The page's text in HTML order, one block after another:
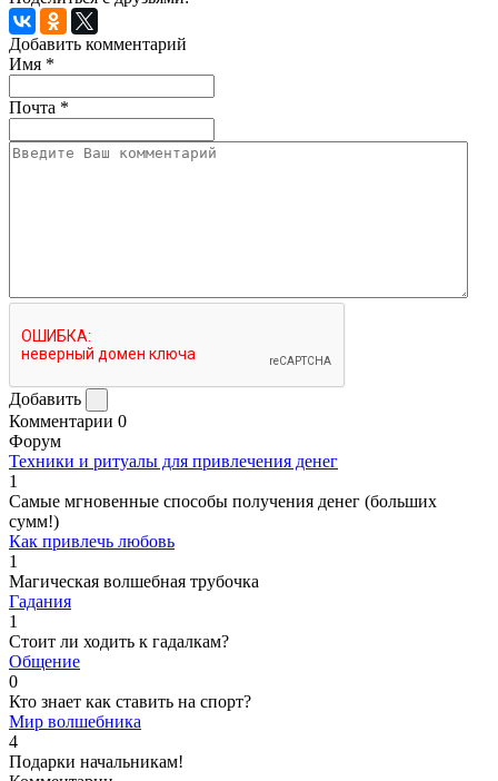
Добавить комментарий
Имя *
Почта *
Добавить
Комментарии 0
Форум
Техники и ритуалы для привлечения денег
1
Самые мгновенные способы получения денег (больших
сумм!)
Как привлечь любовь
1
Магическая волшебная трубочка
Гадания
1
Стоит ли ходить к гадалкам?
Общение
0
Кто знает как ставить на спорт?
Мир волшебника
4
Подарки начальникам!